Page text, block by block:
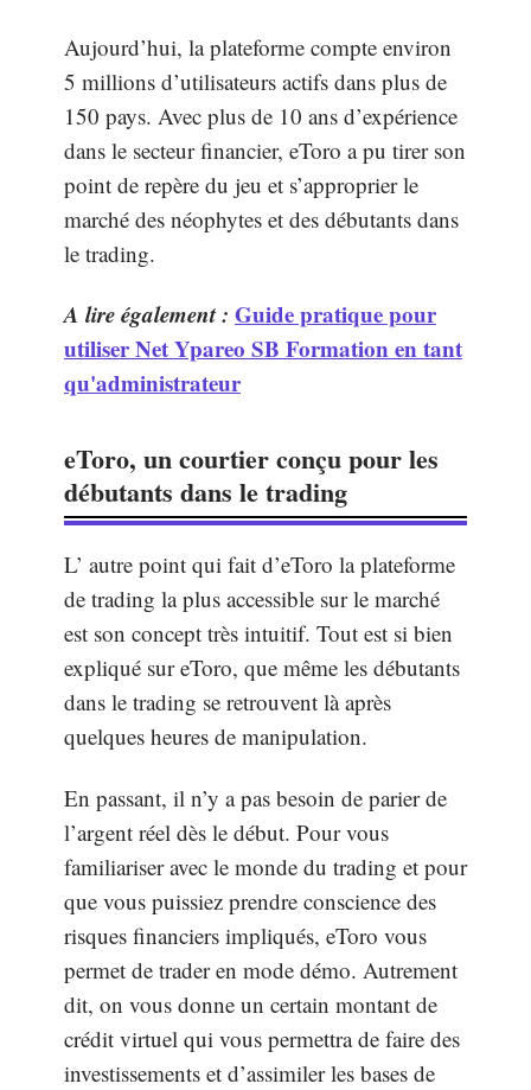
Aujourd’hui, la plateforme compte environ
5 millions d’utilisateurs actifs dans plus de
150 pays. Avec plus de 10 ans d’expérience
dans le secteur financier, eToro a pu tirer son
point de repère du jeu et s’approprier le
marché des néophytes et des débutants dans
le trading.
A lire également : Guide pratique pour
utiliser Net Ypareo SB Formation en tant
qu'administrateur
eToro, un courtier conçu pour les
débutants dans le trading
L’ autre point qui fait d’eToro la plateforme
de trading la plus accessible sur le marché
est son concept très intuitif. Tout est si bien
expliqué sur eToro, que même les débutants
dans le trading se retrouvent là après
quelques heures de manipulation.
En passant, il n’y a pas besoin de parier de
l’argent réel dès le début. Pour vous
familiariser avec le monde du trading et pour
que vous puissiez prendre conscience des
risques financiers impliqués, eToro vous
permet de trader en mode démo. Autrement
dit, on vous donne un certain montant de
crédit virtuel qui vous permettra de faire des
investissements et d’assimiler les bases de